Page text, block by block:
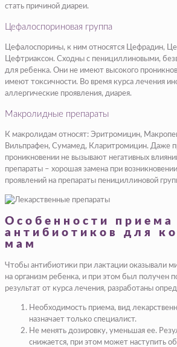
стать причиной диареи.
Цефалоспориновая группа
Цефалоспорины, к ним относятся Цефрадин,
Цефтриаксон. Сходны с пенициллиновыми,
для ребенка. Они не имеют высокого
имеют токсичности. Во время курса лечения
аллергические проявления, диарея.
Макролидные препараты
К макролидам относят: Эритромицин,
Вильпрафен, Сумамед, Кларитромицин. Даже
проникновении не вызывают негативных
препараты – хорошая замена при
проявлений на препараты пенициллиновой
Особенности приема
антибиотиков для
мам
Чтобы антибиотики при лактации оказывали
на организм ребенка, и при этом был получен
результат от курса лечения, разработаны
Необходимость приема, вид
назначает только специалист.
Не менять дозировку, уменьшая ее.
снижается, при этом может наступить